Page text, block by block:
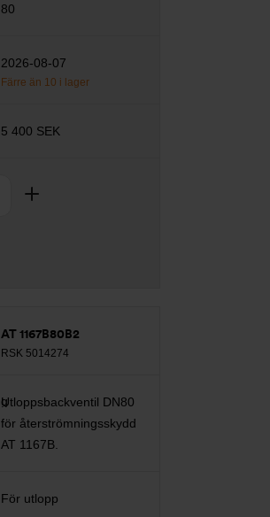
80
2026-08-07
Färre än 10 i lager
5 400 SEK
AT 1167B80B2
RSK 5014274
Utloppsbackventil DN80
för återströmningsskydd
AT 1167B.
För utlopp